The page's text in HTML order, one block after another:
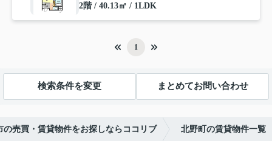
2階 / 40.13㎡ / 1LDK
1
検索条件を変更 まとめてお問い合わせ
の売買・賃貸物件をお探しならココリブ 北野町の賃貸物件一覧